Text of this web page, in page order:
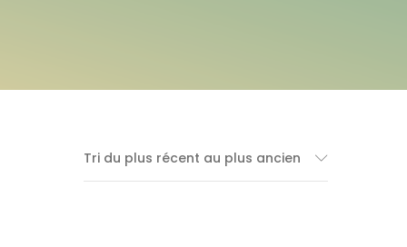
Tri du plus récent au plus ancien